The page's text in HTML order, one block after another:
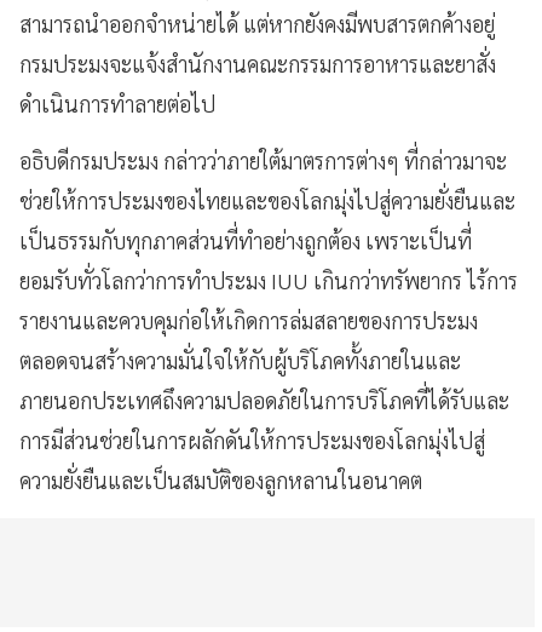
สามารถนำออกจำหน่ายได้ แต่หากยังคงมีพบสารตกค้างอยู่
กรมประมงจะแจ้งสำนักงานคณะกรรมการอาหารและยาสั่ง
ดำเนินการทำลายต่อไป
อธิบดีกรมประมง กล่าวว่าภายใต้มาตรการต่างๆ ที่กล่าวมาจะ
ช่วยให้การประมงของไทยและของโลกมุ่งไปสู่ความยั่งยืนและ
เป็นธรรมกับทุกภาคส่วนที่ทำอย่างถูกต้อง เพราะเป็นที่
ยอมรับทั่วโลกว่าการทำประมง IUU เกินกว่าทรัพยากร ไร้การ
รายงานและควบคุมก่อให้เกิดการล่มสลายของการประมง
ตลอดจนสร้างความมั่นใจให้กับผู้บริโภคทั้งภายในและ
ภายนอกประเทศถึงความปลอดภัยในการบริโภคที่ได้รับและ
การมีส่วนช่วยในการผลักดันให้การประมงของโลกมุ่งไปสู่
ความยั่งยืนและเป็นสมบัติของลูกหลานในอนาคต